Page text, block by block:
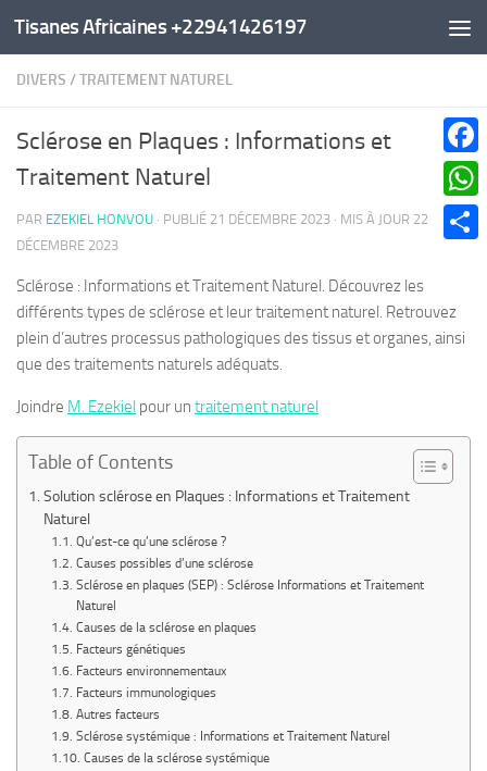
Au dessous du contenu
Tisanes Africaines +22941426197
DIVERS /TRAITEMENT NATUREL
Sclérose en Plaques : Informations et
Traitement Naturel
PAR EZEKIEL HONVOU · PUBLIÉ 21 DÉCEMBRE 2023 · MIS À JOUR 22
DÉCEMBRE 2023
Sclérose : Informations et Traitement Naturel. Découvrez les
différents types de sclérose et leur traitement naturel. Retrouvez
plein d’autres processus pathologiques des tissus et organes, ainsi
que des traitements naturels adéquats.
Joindre M. Ezekiel pour un traitement naturel
Table of Contents
Solution sclérose en Plaques : Informations et Traitement
Naturel
Qu’est-ce qu’une sclérose ?
Causes possibles d’une sclérose
Sclérose en plaques (SEP) : Sclérose Informations et Traitement
Naturel
Causes de la sclérose en plaques
Facteurs génétiques
Facteurs environnementaux
Facteurs immunologiques
Autres facteurs
Sclérose systémique : Informations et Traitement Naturel
Causes de la sclérose systémique